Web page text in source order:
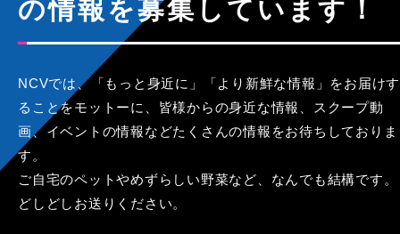
の情報を募集しています！
NCVでは、「もっと身近に」「より新鮮な情報」をお届けす
ることをモットーに、皆様からの身近な情報、スクープ動
画、イベントの情報などたくさんの情報をお待ちしておりま
す。
ご自宅のペットやめずらしい野菜など、なんでも結構です。
どしどしお送りください。